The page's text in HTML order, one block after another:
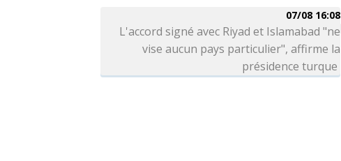
07/08 16:08
L'accord signé avec Riyad et Islamabad "ne
vise aucun pays particulier", affirme la
présidence turque